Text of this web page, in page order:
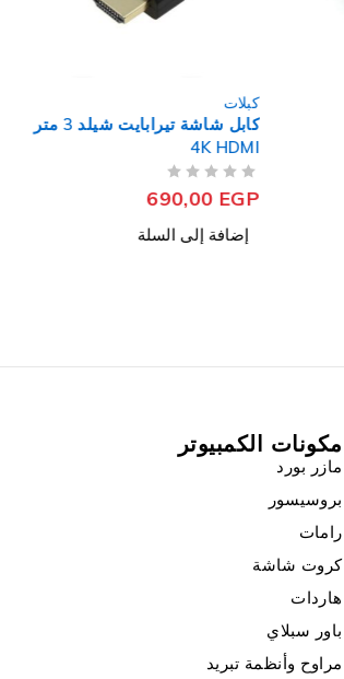
كبلات
كابل شاشة تيرابايت شيلد 3 متر
4K HDMI
690,00 EGP
إضافة إلى السلة
مكونات الكمبيوتر
مازر بورد
بروسيسور
رامات
كروت شاشة
هاردات
باور سبلاي
مراوح وأنظمة تبريد